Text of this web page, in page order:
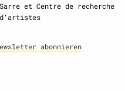
et Centre de recherche
abonnieren